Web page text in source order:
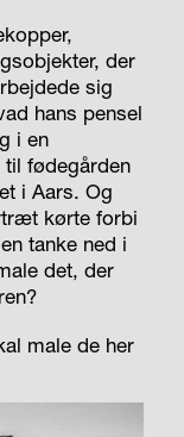
der
sig
hans pensel
i en
fødegården
i Aars. Og
kørte forbi
tanke ned i
det, der
male de her